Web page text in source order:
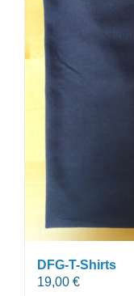
DFG-T-Shirts
19,00 €